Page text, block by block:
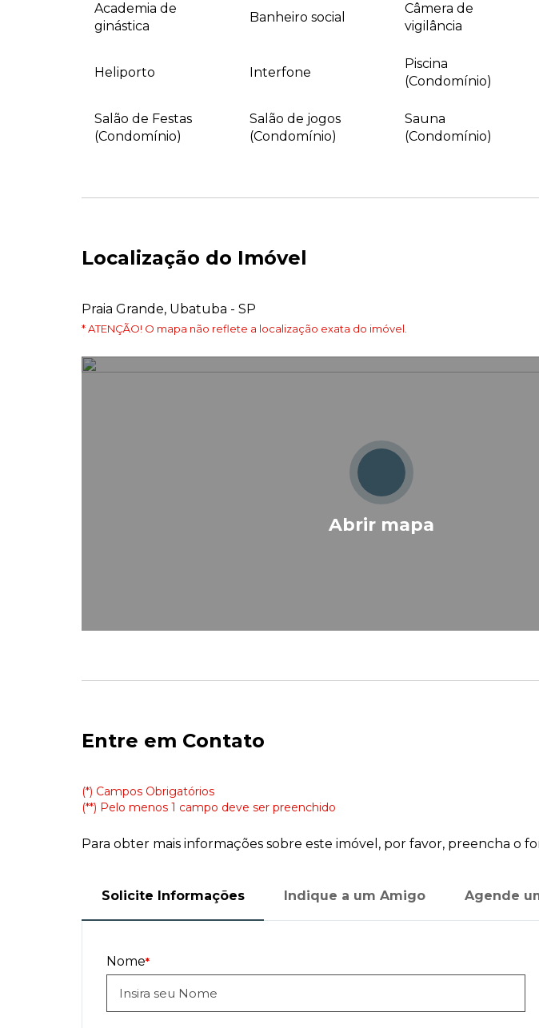
Academia de
ginástica
Banheiro social
Câmera de
vigilância
Heliporto Interfone
Piscina
(Condomínio)
Salão de Festas
(Condomínio)
Salão de jogos
(Condomínio)
Sauna
(Condomínio)
Localização do Imóvel
Praia Grande, Ubatuba - SP
* ATENÇÃO! O mapa não reflete a localização exata do imóvel.
Abrir mapa
Entre em Contato
(*) Campos Obrigatórios
(**) Pelo menos 1 campo deve ser preenchido
Para obter mais informações sobre este imóvel, por favor, preencha o
Solicite Informações Indique a um Amigo Agende
Nome*